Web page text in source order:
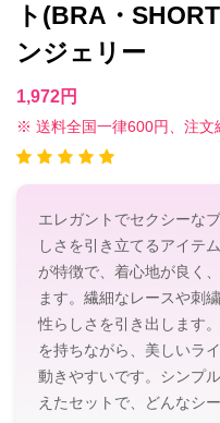
ト(BRA・
ンジェリー
1,972円
※ 送料全国一律600円、注
エレガントでセクシーな
しさを引き立てるアイテ
が特徴で、着心地が良く
ます。繊細なレースや刺
性らしさを引き出します
を持ちながら、美しいラ
動きやすいです。シンプ
えたセットで、どんなシ